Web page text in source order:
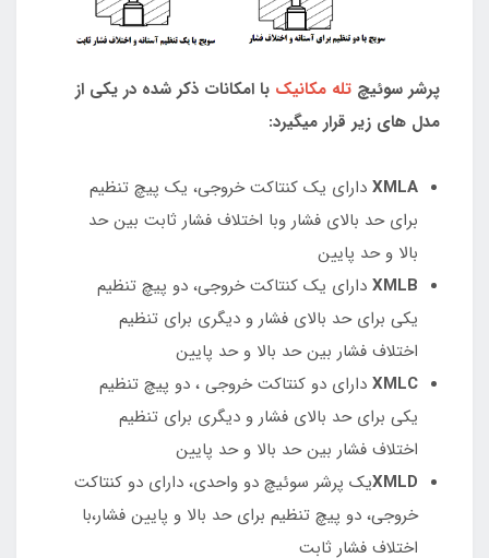
پرشر سوئیچ تله مکانیک با امکانات ذکر شده در یکی از
مدل های زیر قرار میگیرد:
XMLA دارای یک کنتاکت خروجی، یک پیچ تنظیم
برای حد بالای فشار وبا اختلاف فشار ثابت بین حد
بالا و حد پایین
XMLB دارای یک کنتاکت خروجی، دو پیچ تنظیم
یکی برای حد بالای فشار و دیگری برای تنظیم
اختلاف فشار بین حد بالا و حد پایین
XMLC دارای دو کنتاکت خروجی ، دو پیچ تنظیم
یکی برای حد بالای فشار و دیگری برای تنظیم
اختلاف فشار بین حد بالا و حد پایین
XMLDیک پرشر سوئیچ دو واحدی، دارای دو کنتاکت
خروجی، دو پیچ تنظیم برای حد بالا و پایین فشار،با
اختلاف فشار ثابت